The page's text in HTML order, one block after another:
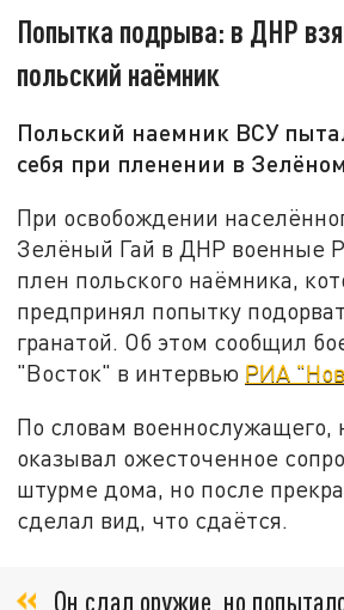
Попытка подрыва: в ДНР
польский наёмник
Польский наемник ВСУ
себя при пленении в
При освобождении
Зелёный Гай в ДНР военные
плен польского наёмника,
предпринял попытку
гранатой. Об этом сообщил
"Восток" в интервью РИА
По словам военнослужащего,
оказывал ожесточенное
штурме дома, но после
сделал вид, что сдаётся.
Он сдал оружие, но